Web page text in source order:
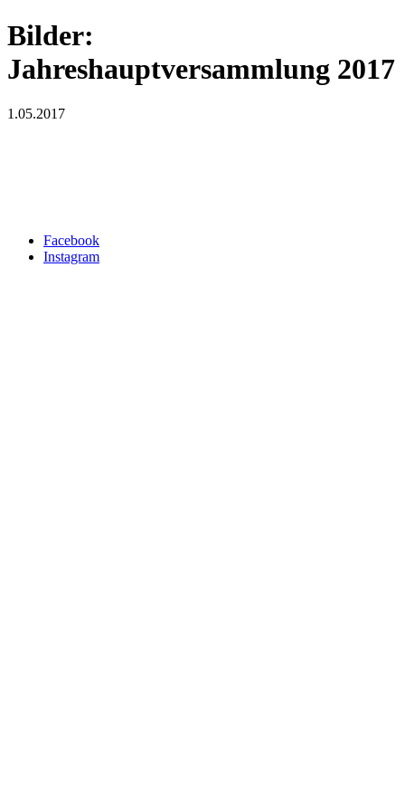
Bilder:
Jahreshauptversammlung 2017
1.05.2017
Facebook
Instagram